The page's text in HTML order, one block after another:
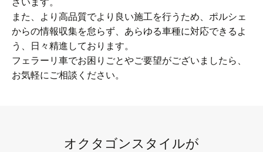
ざいます。
また、より高品質でより良い施工を行うため、ポルシェ
からの情報収集を怠らず、あらゆる車種に対応できるよ
う、日々精進しております。
フェラーリ車でお困りごとやご要望がございましたら、
お気軽にご相談ください。
オクタゴンスタイルが